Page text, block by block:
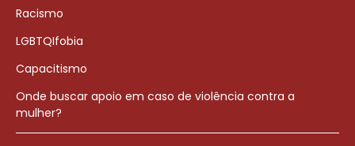
Racismo
LGBTQIfobia
Capacitismo
Onde buscar apoio em caso de violência contra a
mulher?